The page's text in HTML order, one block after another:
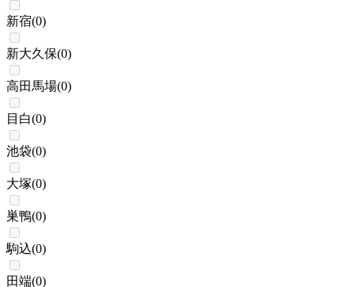
新宿(0)
新大久保(0)
高田馬場(0)
目白(0)
池袋(0)
大塚(0)
巣鴨(0)
駒込(0)
田端(0)